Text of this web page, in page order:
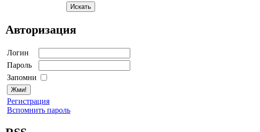
Авторизация
Логин
Пароль
Запомни
Регистрация
Вспомнить пароль